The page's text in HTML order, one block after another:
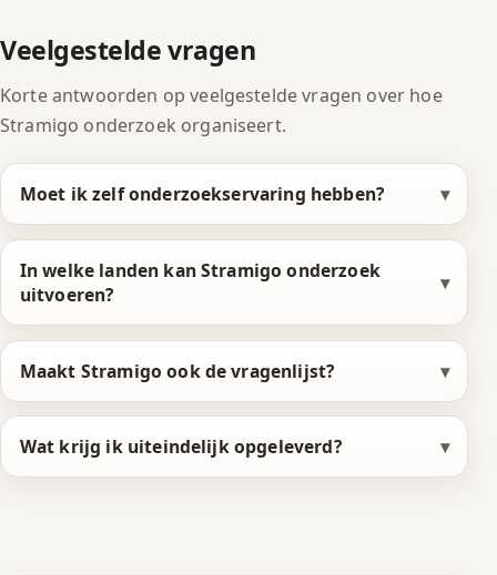
Veelgestelde vragen
Korte antwoorden op veelgestelde vragen over hoe
Stramigo onderzoek organiseert.
Moet ik zelf onderzoekservaring hebben?
In welke landen kan Stramigo onderzoek
uitvoeren?
Maakt Stramigo ook de vragenlijst?
Wat krijg ik uiteindelijk opgeleverd?